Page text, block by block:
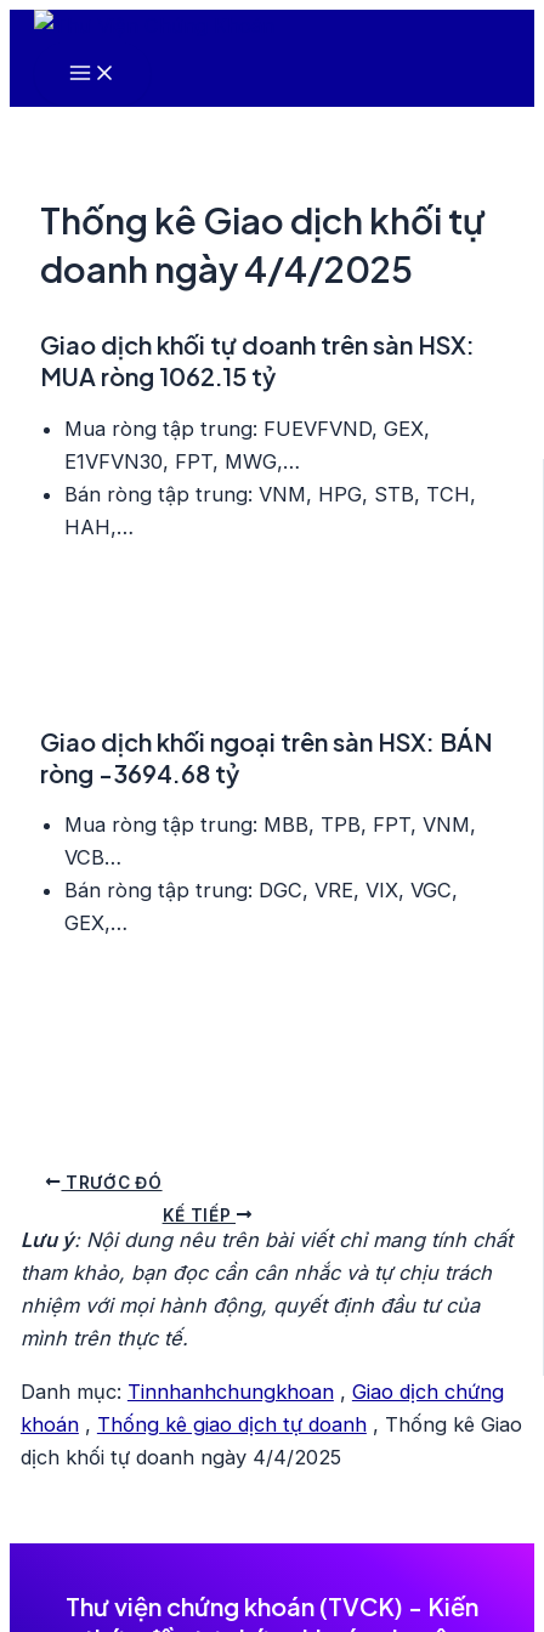
Nhảy
Main
Thống kê Giao dịch khối tự
doanh ngày 4/4/2025
Giao dịch khối tự doanh trên sàn HSX:
MUA ròng 1062.15 tỷ
Mua ròng tập trung: FUEVFVND, GEX,
E1VFVN30, FPT, MWG,…
Bán ròng tập trung: VNM, HPG, STB, TCH,
HAH,…
Giao dịch khối ngoại trên sàn HSX: BÁN
ròng -3694.68 tỷ
Mua ròng tập trung: MBB, TPB, FPT, VNM,
VCB…
Bán ròng tập trung: DGC, VRE, VIX, VGC,
GEX,…
Điều
bài
viết
TRƯỚC ĐÓ
KẾ TIẾP
Lưu ý: Nội dung nêu trên bài viết chỉ mang tính chất
tham khảo, bạn đọc cần cân nhắc và tự chịu trách
nhiệm với mọi hành động, quyết định đầu tư của
mình trên thực tế.
Danh mục: Tinnhanhchungkhoan, Giao dịch chứng
khoán, Thống kê giao dịch tự doanh, Thống kê Giao
dịch khối tự doanh ngày 4/4/2025
Thư viện chứng khoán (TVCK) - Kiến